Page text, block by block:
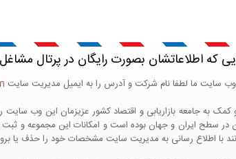
که اطلاعاتشان بصورت رایگان در پرتال
سایت ما لطفا نام شرکت و آدرس را به ایمیل مدیریت سایت
سطح ایران و جهان بوده است و امکانات این مجموعه و
با اطلاع رسانی به مدیریت سایت مشخصات خود را حذف یا